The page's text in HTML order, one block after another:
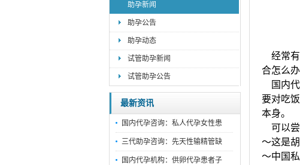
助孕新闻
助孕公告
助孕动态
试管助孕新闻
试管助孕公告
最新资讯
国内代孕咨询：私人代孕女性患
三代助孕咨询：先天性输精管缺
国内代孕机构：供卵代孕患者子
经常有
合怎么办
国内代
要对吃
本身。
可以尝
～这是
～中国